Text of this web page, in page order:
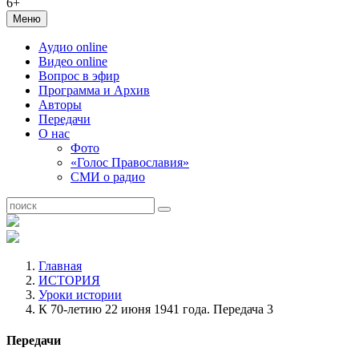
6+
Меню
Аудио online
Видео online
Вопрос в эфир
Программа и Архив
Авторы
Передачи
О нас
Фото
«Голос Православия»
СМИ о радио
Главная
ИСТОРИЯ
Уроки истории
К 70-летию 22 июня 1941 года. Передача 3
Передачи